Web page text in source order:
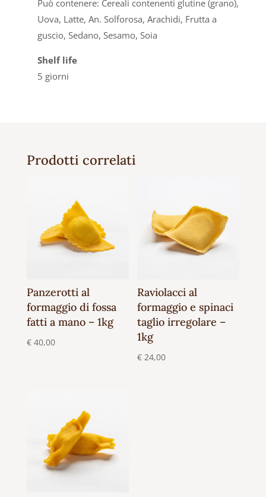
Può contenere: Cereali contenenti glutine (grano),
Uova, Latte, An. Solforosa, Arachidi, Frutta a
guscio, Sedano, Sesamo, Soia
Shelf life
5 giorni
Prodotti correlati
Panzerotti al
formaggio di fossa
fatti a mano – 1kg
€40,00
Raviolacci al
formaggio e spinaci
taglio irregolare –
1kg
€ 24,00